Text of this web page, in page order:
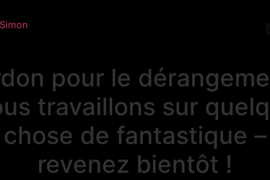
pour le
travaillons sur
chose de fantastique –
revenez bientôt !